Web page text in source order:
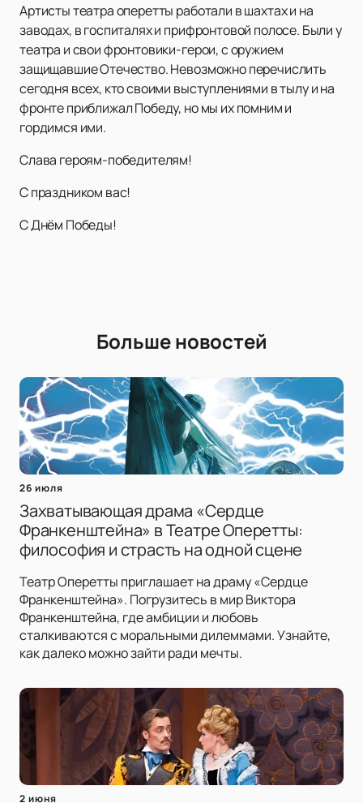
Артисты театра оперетты работали в шахтах и на
заводах, в госпиталях и прифронтовой полосе. Были у
театра и свои фронтовики-герои, с оружием
защищавшие Отечество. Невозможно перечислить
сегодня всех, кто своими выступлениями в тылу и на
фронте приближал Победу, но мы их помним и
гордимся ими.
Слава героям-победителям!
С праздником вас!
С Днём Победы!
Больше новостей
26 июля
Захватывающая драма «Сердце
Франкенштейна» в Театре Оперетты:
философия и страсть на одной сцене
Театр Оперетты приглашает на драму «Сердце
Франкенштейна». Погрузитесь в мир Виктора
Франкенштейна, где амбиции и любовь
сталкиваются с моральными дилеммами. Узнайте,
как далеко можно зайти ради мечты.
2 июня